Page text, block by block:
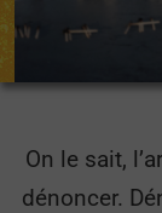
On le sait,
dénoncer.